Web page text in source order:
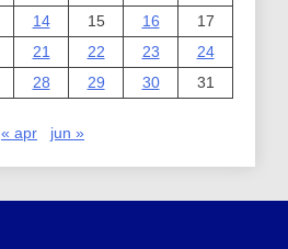
14 15 16
17
21 22 23
24
28 29 30 31
« apr jun »